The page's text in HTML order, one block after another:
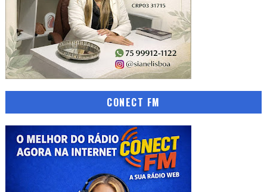
CONECT FM